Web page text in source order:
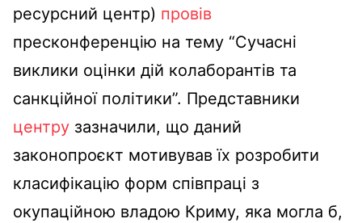
ресурсний центр) провів
пресконференцію на тему “Сучасні
виклики оцінки дій колаборантів та
санкційної політики”. Представники
центру зазначили, що даний
законопроєкт мотивував їх розробити
класифікацію форм співпраці з
окупаційною владою Криму, яка могла б,